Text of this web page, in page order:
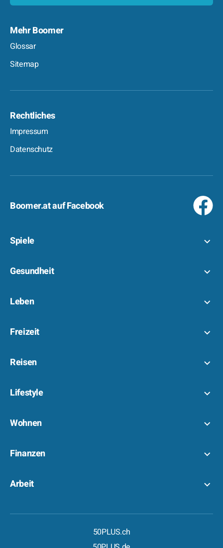
Mehr Boomer
Glossar
Sitemap
Rechtliches
Impressum
Datenschutz
Boomer.at auf Facebook
Spiele
Gesundheit
Leben
Freizeit
Reisen
Lifestyle
Wohnen
Finanzen
Arbeit
50PLUS.ch